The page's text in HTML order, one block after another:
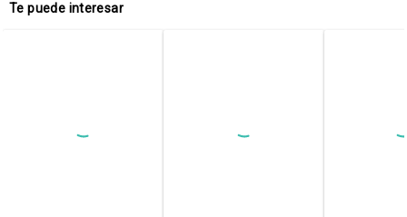
Te puede interesar